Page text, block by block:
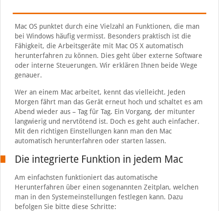
Mac OS punktet durch eine Vielzahl an Funktionen, die man
bei Windows häufig vermisst. Besonders praktisch ist die
Fähigkeit, die Arbeitsgeräte mit Mac OS X automatisch
herunterfahren zu können. Dies geht über externe Software
oder interne Steuerungen. Wir erklären Ihnen beide Wege
genauer.
Wer an einem Mac arbeitet, kennt das vielleicht. Jeden
Morgen fährt man das Gerät erneut hoch und schaltet es am
Abend wieder aus – Tag für Tag. Ein Vorgang, der mitunter
langwierig und nervtötend ist. Doch es geht auch einfacher.
Mit den richtigen Einstellungen kann man den Mac
automatisch herunterfahren oder starten lassen.
Die integrierte Funktion in jedem Mac
Am einfachsten funktioniert das automatische
Herunterfahren über einen sogenannten Zeitplan, welchen
man in den Systemeinstellungen festlegen kann. Dazu
befolgen Sie bitte diese Schritte: